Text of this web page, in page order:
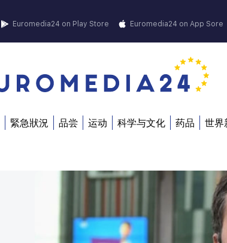
Euromedia24 on Play Store Euromedia24 on App Sore
緊急狀況 品尝 运动 科学与文化 药品 世界